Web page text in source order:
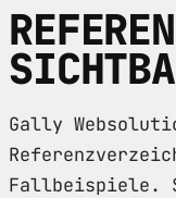
Gally
Fallbeispiele.